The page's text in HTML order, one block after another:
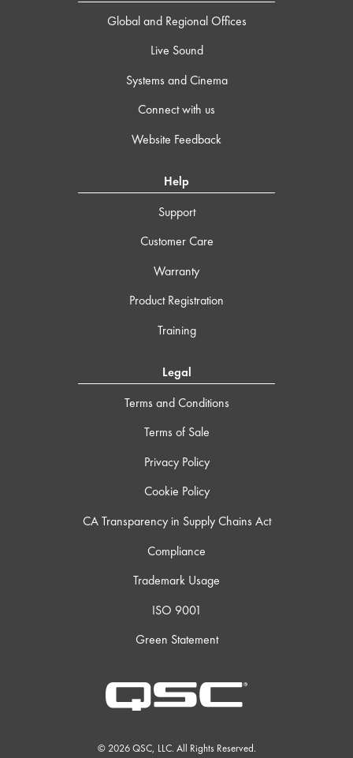
Global and Regional Offices
Live Sound
Systems and Cinema
Connect with us
Website Feedback
Help
Support
Customer Care
Warranty
Product Registration
Training
Legal
Terms and Conditions
Terms of Sale
Privacy Policy
Cookie Policy
CA Transparency in Supply Chains Act
Compliance
Trademark Usage
ISO 9001
Green Statement
© 2026 QSC, LLC. All Rights Reserved.